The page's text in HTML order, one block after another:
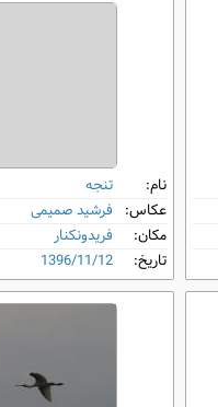
نام:
تنجه
عکاس: فرشید صمیمی
مکان:
فریدونکنار
تاریخ:
1396/11/12